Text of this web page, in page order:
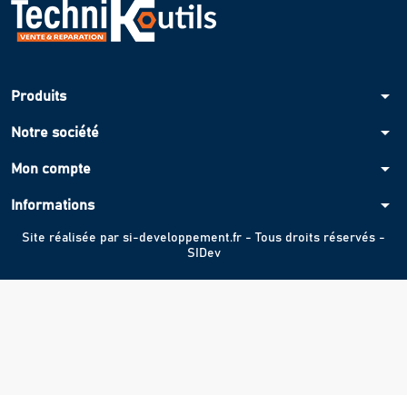
Produits arrow_drop_down
Notre société arrow_drop_down
Mon compte arrow_drop_down
Informations arrow_drop_down
Site réalisée par si-developpement.fr - Tous droits réservés -
SIDev